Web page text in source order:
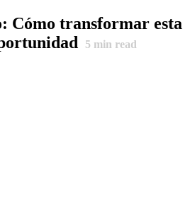
Cómo transformar esta
5 min read